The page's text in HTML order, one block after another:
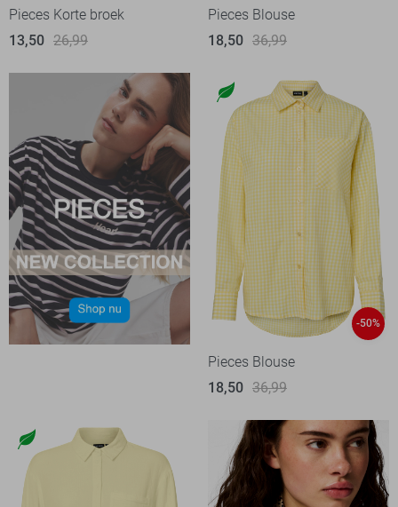
Pieces Korte broek
13,50 26,99
Pieces Blouse
18,50 36,99
-50%
Pieces Blouse
18,50 36,99